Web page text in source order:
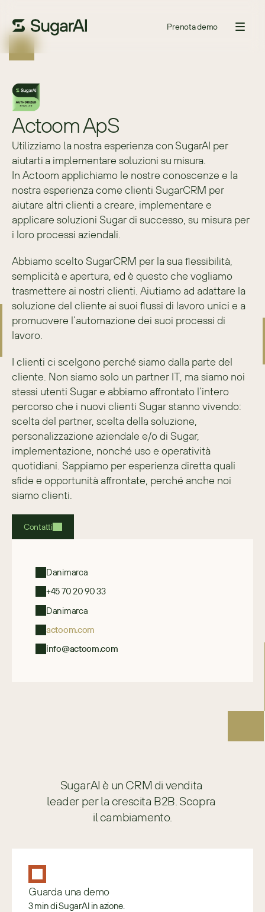
Prenota demo
Actoom ApS
Utilizziamo la nostra esperienza con SugarAI per
aiutarti a implementare soluzioni su misura.
In Actoom applichiamo le nostre conoscenze e la
nostra esperienza come clienti SugarCRM per
aiutare altri clienti a creare, implementare e
applicare soluzioni Sugar di successo, su misura per
i loro processi aziendali.
Abbiamo scelto SugarCRM per la sua flessibilità,
semplicità e apertura, ed è questo che vogliamo
trasmettere ai nostri clienti. Aiutiamo ad adattare la
soluzione del cliente ai suoi flussi di lavoro unici e a
promuovere l’automazione dei suoi processi di
lavoro.
I clienti ci scelgono perché siamo dalla parte del
cliente. Non siamo solo un partner IT, ma siamo noi
stessi utenti Sugar e abbiamo affrontato l’intero
percorso che i nuovi clienti Sugar stanno vivendo:
scelta del partner, scelta della soluzione,
personalizzazione aziendale e/o di Sugar,
implementazione, nonché uso e operatività
quotidiani. Sappiamo per esperienza diretta quali
sfide e opportunità affrontate, perché anche noi
siamo clienti.
Contatti
Danimarca
+45 70 20 90 33
Danimarca
actoom.com
info@actoom.com
SugarAI è un CRM di vendita
leader per la crescita B2B. Scopra
il cambiamento.
Guarda una demo
3 min di SugarAI in azione.